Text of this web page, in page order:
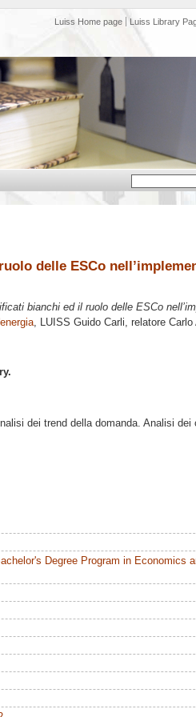
Luiss Home page Luiss Library
delle ESCo
bianchi ed il ruolo delle ESCo
, LUISS Guido Carli, relatore Carlo
dei trend della domanda. Analisi dei
Degree Program in Economics